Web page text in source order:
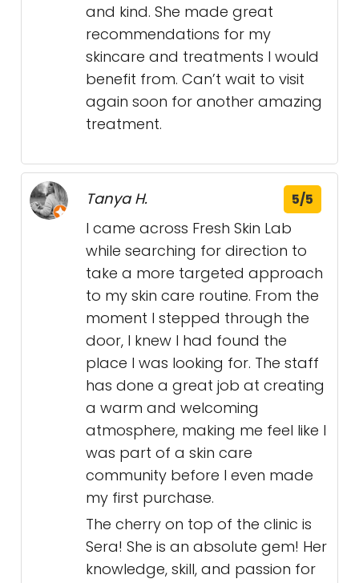
and kind. She made great
recommendations for my
skincare and treatments I would
benefit from. Can’t wait to visit
again soon for another amazing
treatment.
Tanya H. 5/5
I came across Fresh Skin Lab
while searching for direction to
take a more targeted approach
to my skin care routine. From the
moment I stepped through the
door, I knew I had found the
place I was looking for. The staff
has done a great job at creating
a warm and welcoming
atmosphere, making me feel like I
was part of a skin care
community before I even made
my first purchase.
The cherry on top of the clinic is
Sera! She is an absolute gem! Her
knowledge, skill, and passion for